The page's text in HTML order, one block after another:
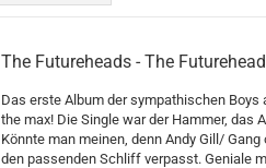
The Futureheads - The
Das erste Album der sympathischen
the max! Die Single war der Hammer, das
Könnte man meinen, denn Andy Gill/
den passenden Schliff verpasst. Geniale